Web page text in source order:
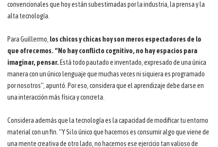
convencionales que hoy están subestimadas por la industria, la prensa y la
alta tecnología.
Para Guillermo, los chicos y chicas hoy son meros espectadores de lo
que ofrecemos. “No hay conflicto cognitivo, no hay espacios para
imaginar, pensar. Está todo pautado e inventado, expresado de una única
manera con un único lenguaje que muchas veces ni siquiera es programado
por nosotros”, apuntó. Por eso, considera que el aprendizaje debe darse en
una interacción más física y concreta.
Considera además que la tecnología es la capacidad de modificar tu entorno
material con un fin. “Y Si lo único que hacemos es consumir algo que viene de
una mente creativa de otro lado, no hacemos ese ejercicio tan valioso de